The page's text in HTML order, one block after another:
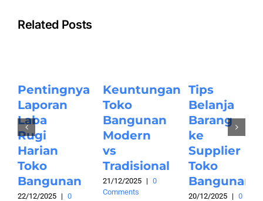
Related Posts
Pentingnya
Laporan
Laba
Rugi
Harian
Toko
Bangunan
22/12/2025 | 0
Keuntungan
Toko
Bangunan
Modern
vs
Tradisional
21/12/2025 |
0
Comments
Tips
Belanja
Barang
ke
Supplier
Toko
Bangunan
20/12/2025 | 0